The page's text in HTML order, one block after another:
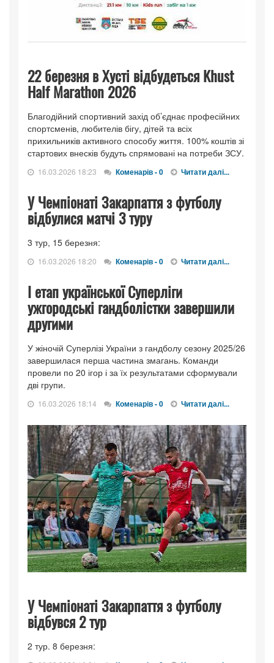
22 березня в Хусті відбудеться Khust
Half Marathon 2026
Благодійний спортивний захід об’єднає професійних
спортсменів, любителів бігу, дітей та всіх
прихильників активного способу життя. 100% коштів зі
стартових внесків будуть спрямовані на потреби ЗСУ.
16.03.2026 18:23 Коменарів - 0 Читати далі...
У Чемпіонаті Закарпаття з футболу
відбулися матчі 3 туру
3 тур, 15 березня:
16.03.2026 18:20 Коменарів - 0 Читати далі...
І етап української Суперліги
ужгородські гандболістки завершили
другими
У жіночій Суперлізі України з гандболу сезону 2025/26
завершилася перша частина змагань. Команди
провели по 20 ігор і за їх результатами сформували
дві групи.
16.03.2026 18:14 Коменарів - 0 Читати далі...
У Чемпіонаті Закарпаття з футболу
відбувся 2 тур
2 тур. 8 березня: